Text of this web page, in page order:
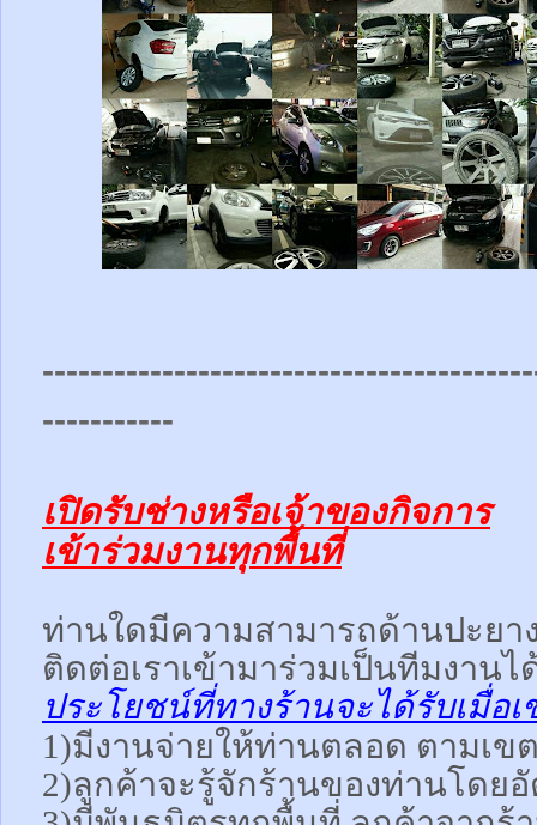
-----------
เปิดรับช่างหรือเจ้าของกิจการ
เข้าร่วมงานทุกพื้นที่
ท่านใดมีความสามารถด้านปะย
ติดต่อเราเข้ามาร่วมเป็นทีมงานไ
ประโยชน์ที่ทางร้านจะได้รับเมื่อเ
1)มีงานจ่ายให้ท่านตลอด ตามเ
2)ลูกค้าจะรู้จักร้านของท่านโดย